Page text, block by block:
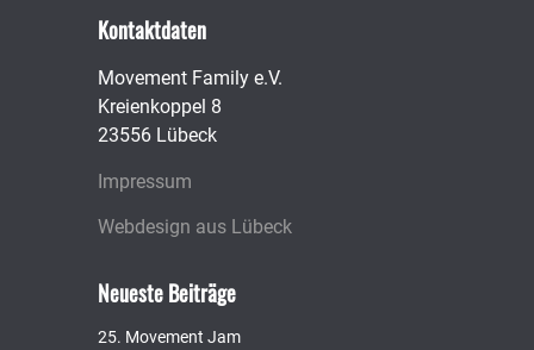
Kontaktdaten
Movement Family e.V.
Kreienkoppel 8
23556 Lübeck
Impressum
Webdesign aus Lübeck
Neueste Beiträge
25. Movement Jam